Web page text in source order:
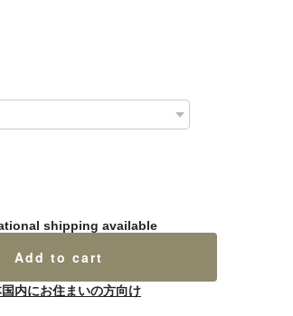
shipping available
Add to cart
国内にお住まいの方向け